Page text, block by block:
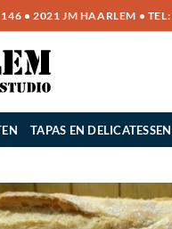
• 2021 JM HAARLEM • TEL:
TAPAS EN DELICATESSEN